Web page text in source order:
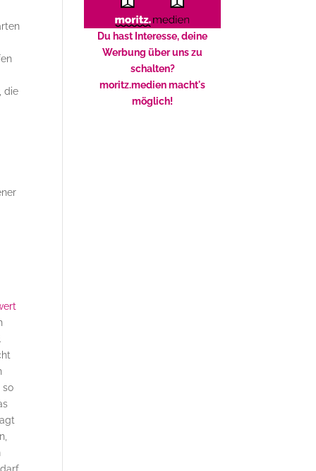
die
so
Du hast Interesse, deine
Werbung über uns zu
schalten?
moritz.medien macht's
möglich!